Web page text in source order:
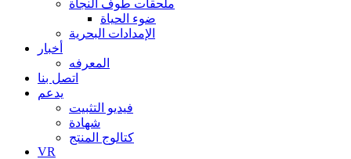
ملحقات طوف النجاة
ضوء الحياة
الإمدادات البحرية
أخبار
المعرفه
اتصل بنا
يدعم
فيديو التثبيت
شهادة
كتالوج المنتج
VR